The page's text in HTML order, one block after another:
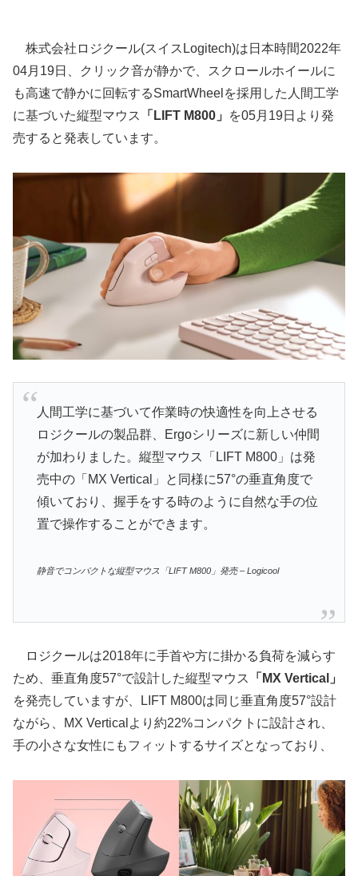
株式会社ロジクール(スイスLogitech)は日本時間2022年
04月19日、クリック音が静かで、スクロールホイールに
も高速で静かに回転するSmartWheelを採用した人間工学
に基づいた縦型マウス
「LIFT M800」
を05月19日より発
売すると発表しています。
人間工学に基づいて作業時の快適性を向上させる
ロジクールの製品群、Ergoシリーズに新しい仲間
が加わりました。縦型マウス「LIFT M800」は発
売中の「MX Vertical」と同様に57°の垂直角度で
傾いており、握手をする時のように自然な手の位
置で操作することができます。
静音でコンパクトな縦型マウス「LIFT M800」発売 – Logicool
ロジクールは2018年に手首や方に掛かる負荷を減らす
ため、垂直角度57°で設計した縦型マウス
「MX Vertical」
を発売していますが、LIFT M800は同じ垂直角度57°設計
ながら、MX Verticalより約22%コンパクトに設計され、
手の小さな女性にもフィットするサイズとなっており、